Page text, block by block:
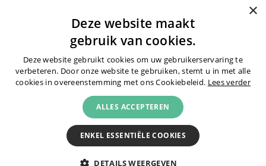
Onderdeel vanSchep Groep
Colofon|Partners|Cookies
Privacyverklaring|Voorwaarden
×
Deze website maakt
gebruik van cookies.
Deze website gebruikt cookies om uw gebruikerservaring te
verbeteren. Door onze website te gebruiken, stemt u in met alle
cookies in overeenstemming met ons Cookiebeleid. Lees verder
ALLES ACCEPTEREN
ENKEL ESSENTIËLE COOKIES
DETAILS WEERGEVEN